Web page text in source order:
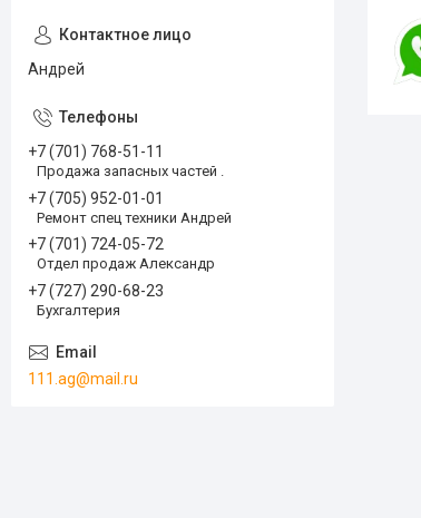
Андрей
+7 (701) 768-51-11
Продажа запасных частей .
+7 (705) 952-01-01
Ремонт спец техники Андрей
+7 (701) 724-05-72
Отдел продаж Александр
+7 (727) 290-68-23
Бухгалтерия
111.ag@mail.ru